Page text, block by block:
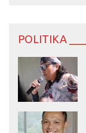
POLITIKA ____